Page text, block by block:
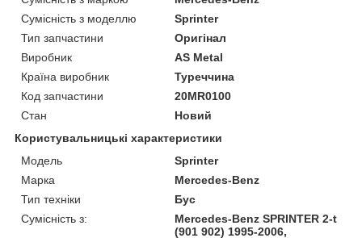
Сумісність з моделлю
Sprinter
Тип запчастини
Оригінал
Виробник
AS Metal
Країна виробник
Туреччина
Код запчастини
20MR0100
Стан
Новий
Користувальницькі характеристики
Модель
Sprinter
Марка
Mercedes-Benz
Тип техніки
Бус
Сумісність з:
Mercedes-Benz SPRINTER 2-t
(901 902) 1995-2006,